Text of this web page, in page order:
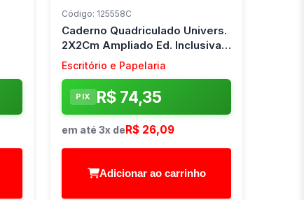
Código: 125558C
Caderno Quadriculado Univers.
2X2Cm Ampliado Ed. Inclusiva
Tamoio (Pct.c/05)
Escritório e Papelaria
PIX R$ 74,35
em até 3x deR$ 26,09
Adicionar ao carrinho